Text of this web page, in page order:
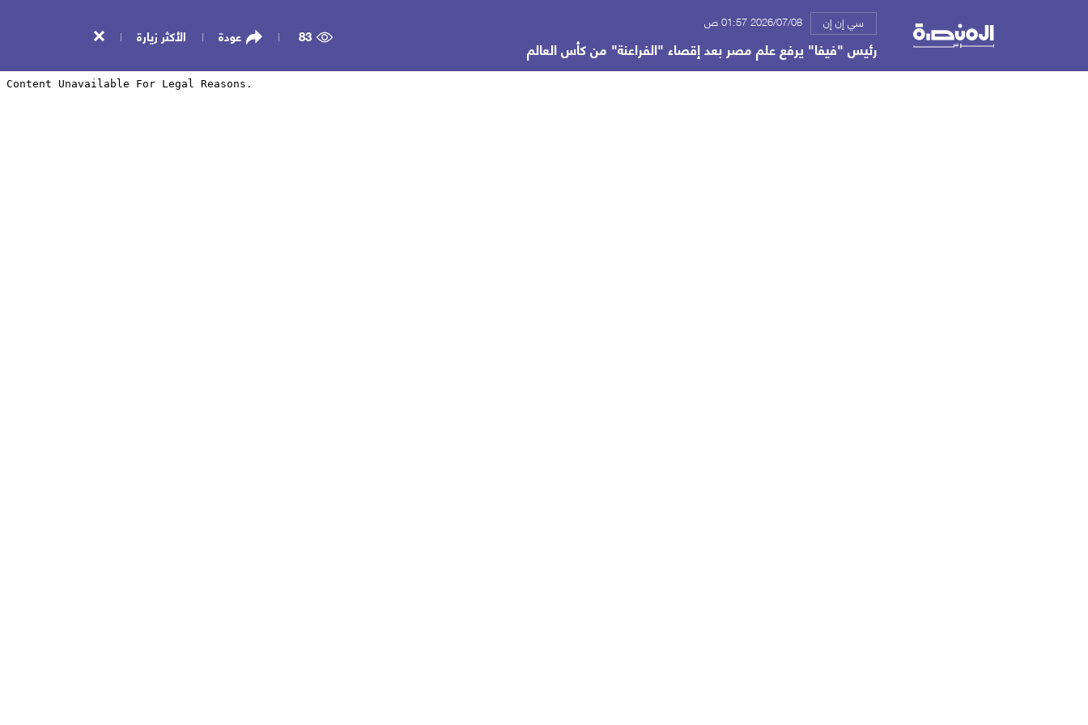
سي إن إن 2026/07/08 01:57 ص
رئيس "فيفا" يرفع علم مصر بعد إقصاء "الفراعنة" من كأس العالم
83 عودة الأكثر زيارة